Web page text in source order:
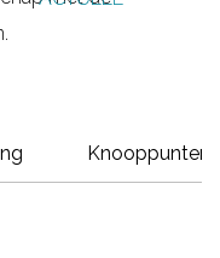
Knooppunten